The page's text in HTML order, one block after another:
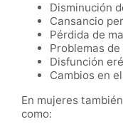
Disminución
Cansancio
Pérdida de
Problemas
Disfunción
Cambios en
En mujeres
como: